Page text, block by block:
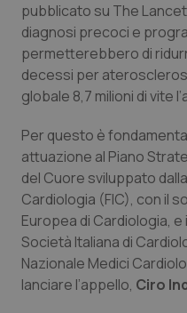
Sardegna
Sicilia
Toscana
Umbria
Valle D’Aosta
Veneto
Malattia di Crohn
Neuroscienze &
Obesità
Oftalmologia
Oncodermatologia
Oncoematologia
Oncologia &
pubblicato su The Lancet
diagnosi precoci e
permetterebbero di
decessi per aterosclerosi
globale 8,7 milioni di vite
Per questo è
attuazione al Piano
del Cuore sviluppato
Cardiologia (FIC), con il
Europea di Cardiologia,
Società Italiana di
Nazionale Medici
lanciare l’appello, Ciro